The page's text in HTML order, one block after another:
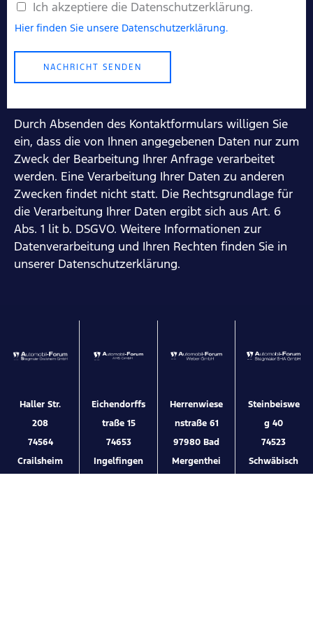
e
r
Ich akzeptiere die Datenschutzerklärung.
Hier finden Sie unsere Datenschutzerklärung.
NACHRICHT SENDEN
Durch Absenden des Kontaktformulars willigen Sie
ein, dass die von Ihnen angegebenen Daten nur zum
Zweck der Bearbeitung Ihrer Anfrage verarbeitet
werden. Eine Verarbeitung Ihrer Daten zu anderen
Zwecken findet nicht statt. Die Rechtsgrundlage für
die Verarbeitung Ihrer Daten ergibt sich aus Art. 6
Abs. 1 lit b. DSGVO. Weitere Informationen zur
Datenverarbeitung und Ihren Rechten finden Sie in
unserer Datenschutzerklärung.
Haller Str.
208
74564
Crailsheim
Eichendorffs
traße 15
74653
Ingelfingen
Herrenwiese
nstraße 61
97980 Bad
Mergenthei
Steinbeiswe
g 40
74523
Schwäbisch